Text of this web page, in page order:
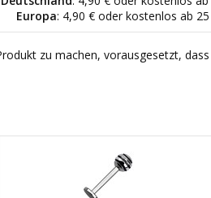
Europa: 4,90 € oder kostenlos ab
zu machen, vorausgesetzt,